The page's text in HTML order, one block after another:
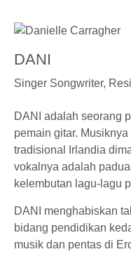
DANI
Singer Songwriter,
DANI adalah seorang
pemain gitar.
tradisional Irlandia
vokalnya adalah
kelembutan lagu-lagu
DANI menghabiskan
bidang pendidikan
musik dan pentas di